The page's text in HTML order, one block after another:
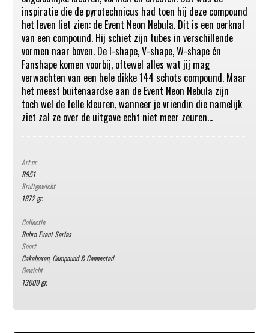
inspiratie die de pyrotechnicus had toen hij deze compound
het leven liet zien: de Event Neon Nebula. Dit is een oerknal
van een compound. Hij schiet zijn tubes in verschillende
vormen naar boven. De I-shape, V-shape, W-shape én
Fanshape komen voorbij, oftewel alles wat jij mag
verwachten van een hele dikke 144 schots compound. Maar
het meest buitenaardse aan de Event Neon Nebula zijn
toch wel de felle kleuren, wanneer je vriendin die namelijk
ziet zal ze over de uitgave echt niet meer zeuren...
Art.nr.
R951
Kruitgewicht
1872 gr.
Collectie
Rubro Event Series
Soort
Cakeboxen, Compound & Connected
Gewicht
13000 gr.